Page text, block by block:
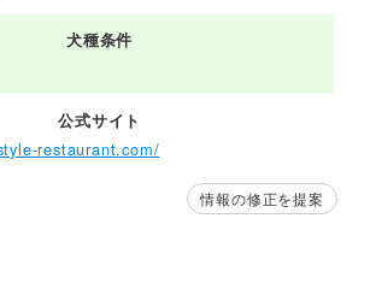
犬種条件
公式サイト
restaurant.com/
情報の修正を提案